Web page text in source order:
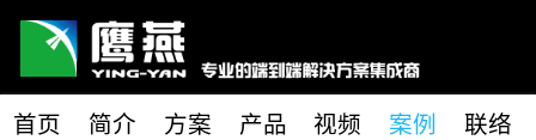
首页 简介 方案 产品 视频 案例 联络